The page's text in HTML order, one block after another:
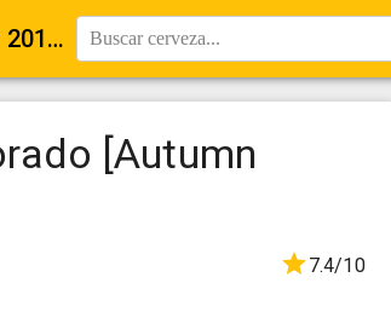
Cloudwater DDH Pale Citra El Dorado [Autumn Winter 2017] Buscar cerveza...
[Autumn
7.4/10